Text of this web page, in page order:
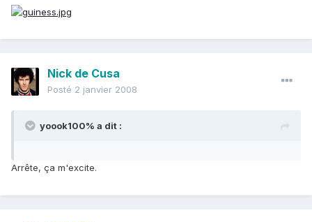
Nick de Cusa
Posté 2 janvier 2008
yoook100% a dit :
Arrête, ça m'excite.